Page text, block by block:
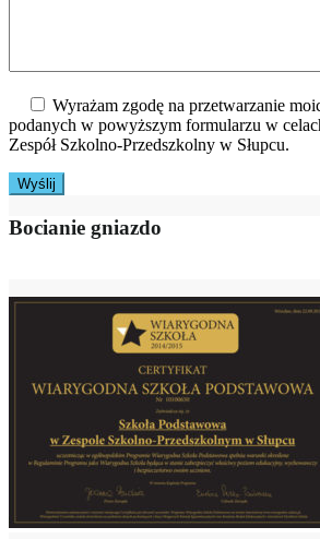
Wyrażam zgodę na przetwarzanie
podanych w powyższym formularzu w
Zespół Szkolno-Przedszkolny w Słupcu.
Bocianie gniazdo